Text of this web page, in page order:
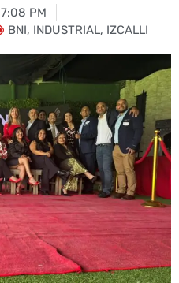
7:08 PM
BNI, INDUSTRIAL, IZCALLI